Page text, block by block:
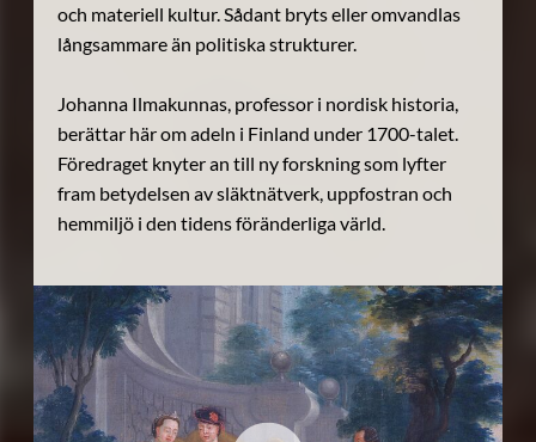
och materiell kultur. Sådant bryts eller omvandlas
långsammare än politiska strukturer.
Johanna Ilmakunnas, professor i nordisk historia,
berättar här om adeln i Finland under 1700-talet.
Föredraget knyter an till ny forskning som lyfter
fram betydelsen av släktnätverk, uppfostran och
hemmiljö i den tidens föränderliga värld.